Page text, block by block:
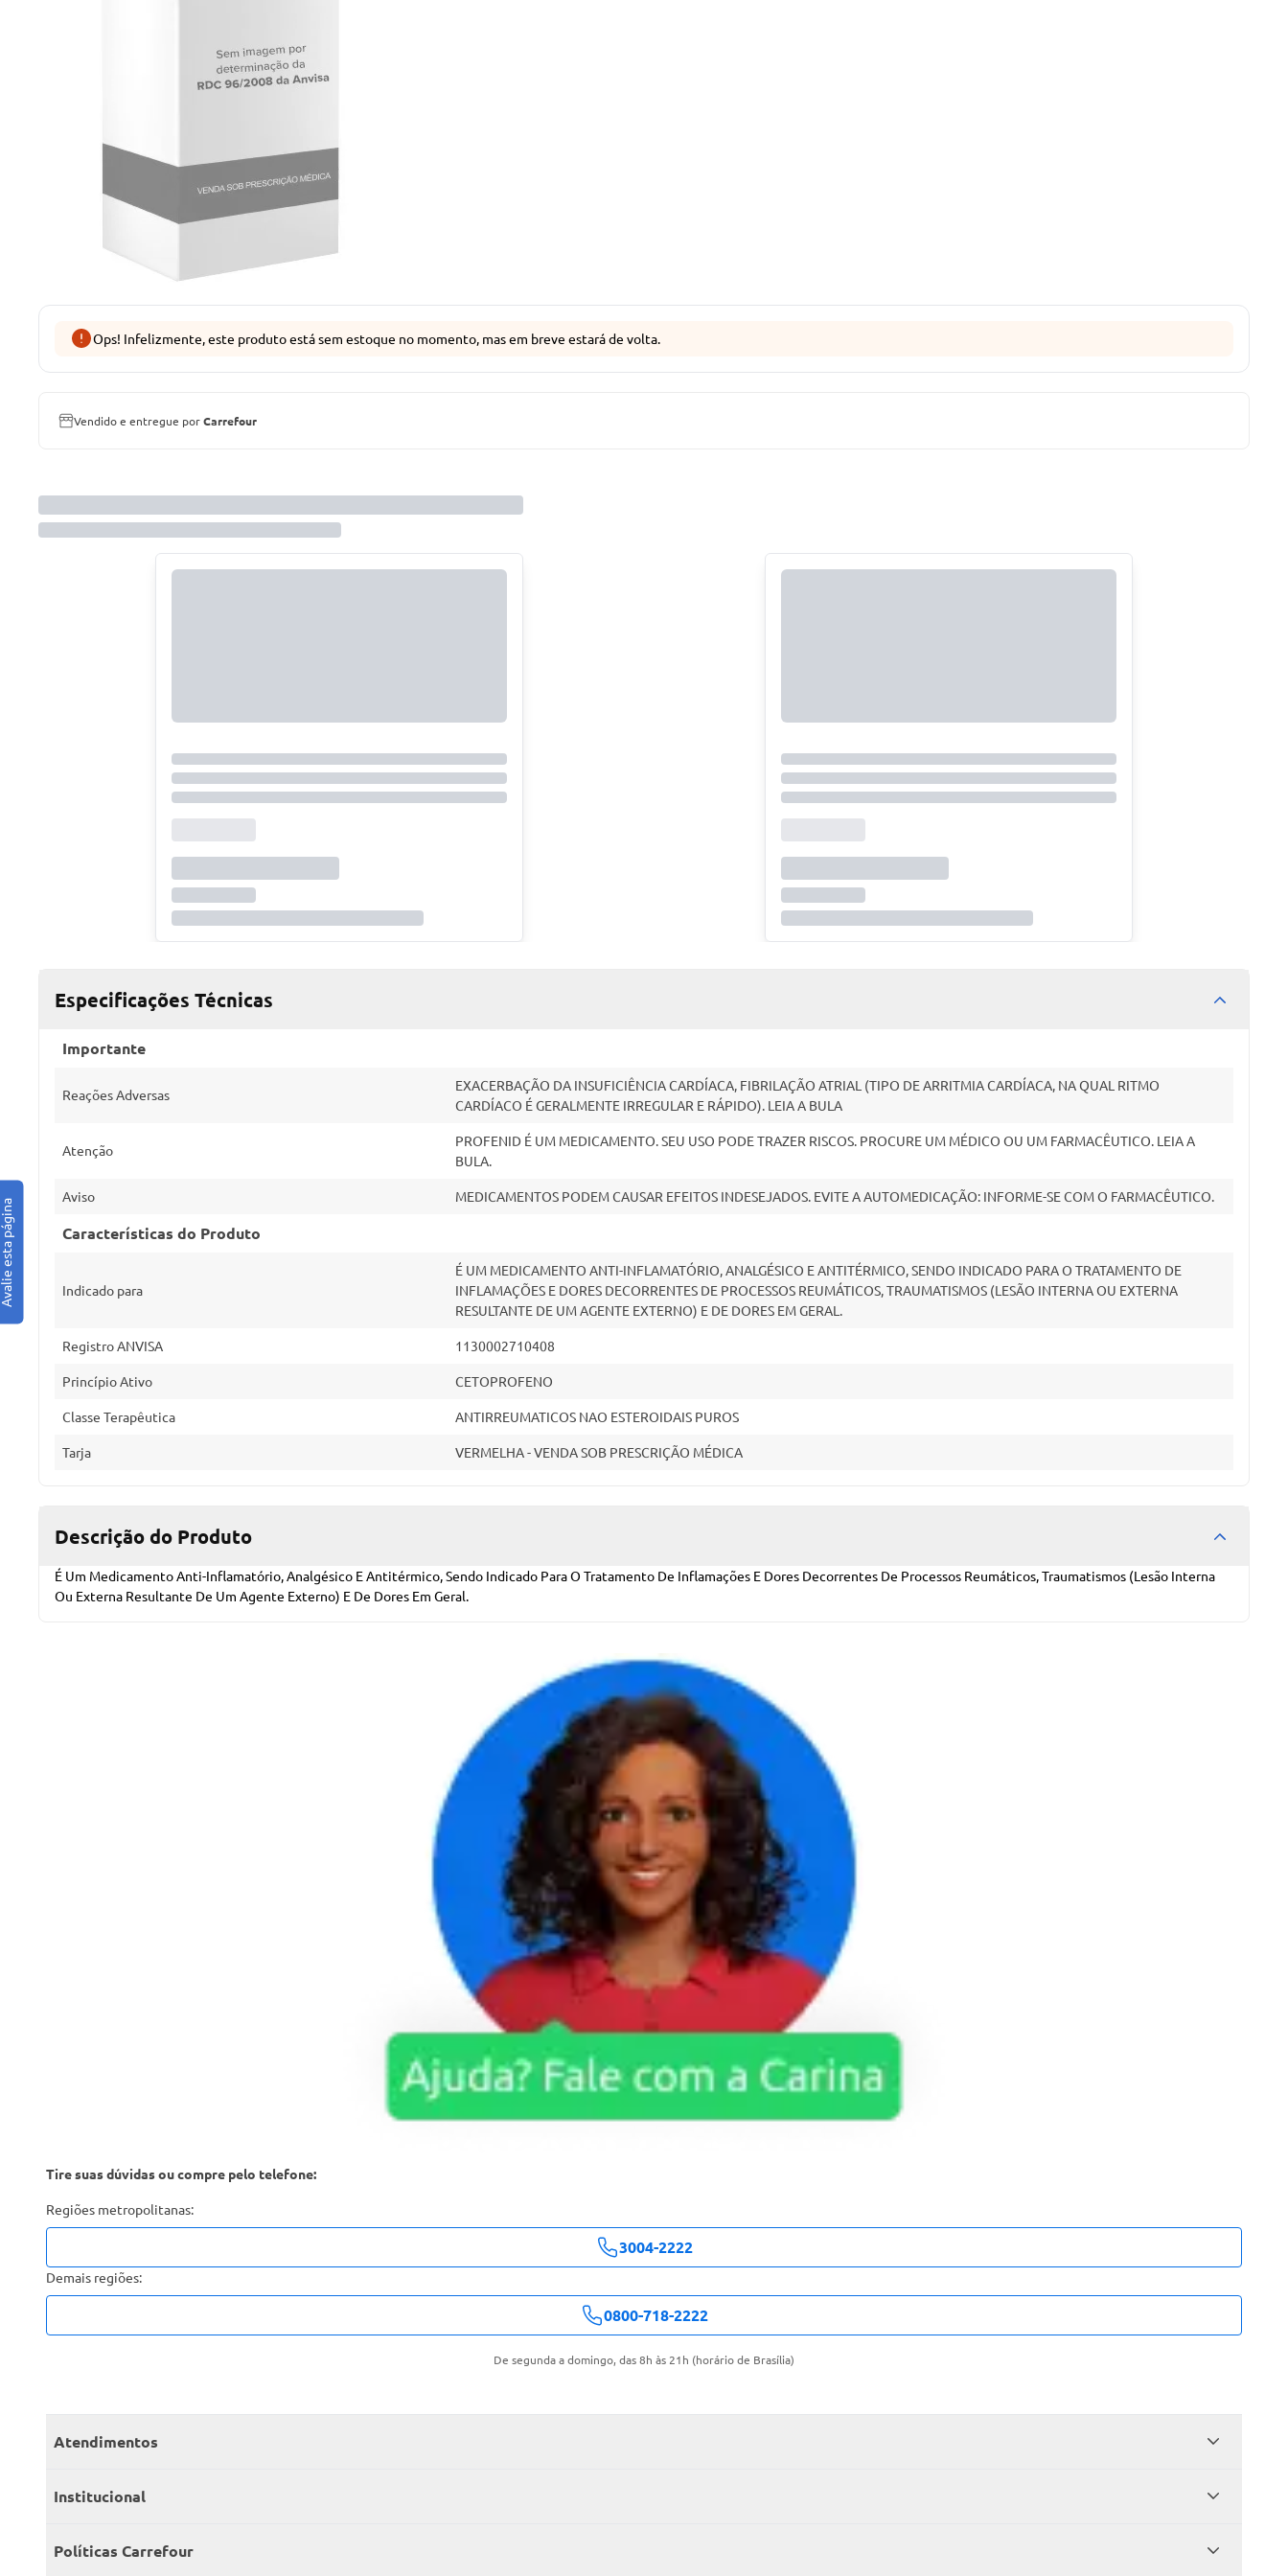
Ops! Infelizmente, este produto está sem estoque no momento, mas em breve estará de volta.
Vendido e entregue porCarrefour
Especificações Técnicas
Importante
Reações Adversas
EXACERBAÇÃO DA INSUFICIÊNCIA CARDÍACA, FIBRILAÇÃO ATRIAL (TIPO DE ARRITMIA CARDÍACA, NA QUAL RITMO
CARDÍACO É GERALMENTE IRREGULAR E RÁPIDO). LEIA A BULA
Atenção
PROFENID É UM MEDICAMENTO. SEU USO PODE TRAZER RISCOS. PROCURE UM MÉDICO OU UM FARMACÊUTICO. LEIA A
BULA.
Aviso MEDICAMENTOS PODEM CAUSAR EFEITOS INDESEJADOS. EVITE A AUTOMEDICAÇÃO: INFORME-SE COM O FARMACÊUTICO.
Características do Produto
Indicado para
É UM MEDICAMENTO ANTI-INFLAMATÓRIO, ANALGÉSICO E ANTITÉRMICO, SENDO INDICADO PARA O TRATAMENTO DE
INFLAMAÇÕES E DORES DECORRENTES DE PROCESSOS REUMÁTICOS, TRAUMATISMOS (LESÃO INTERNA OU EXTERNA
RESULTANTE DE UM AGENTE EXTERNO) E DE DORES EM GERAL.
Registro ANVISA 1130002710408
Princípio Ativo CETOPROFENO
Classe Terapêutica ANTIRREUMATICOS NAO ESTEROIDAIS PUROS
Tarja VERMELHA - VENDA SOB PRESCRIÇÃO MÉDICA
Descrição do Produto
É Um Medicamento Anti-Inflamatório, Analgésico E Antitérmico, Sendo Indicado Para O Tratamento De Inflamações E Dores Decorrentes De Processos Reumáticos, Traumatismos (Lesão Interna
Ou Externa Resultante De Um Agente Externo) E De Dores Em Geral.
Tire suas dúvidas ou compre pelo telefone:
Regiões metropolitanas:
3004-2222
Demais regiões:
0800-718-2222
De segunda a domingo, das 8h às 21h (horário de Brasília)
Atendimentos
Meus pedidos
Institucional
Grupo Carrefour Brasil
Políticas Carrefour